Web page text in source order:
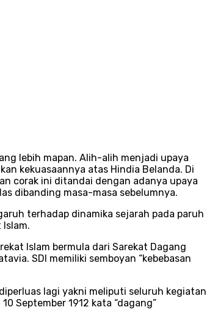
lebih mapan. Alih-alih menjadi upaya
kekuasaannya atas Hindia Belanda. Di
corak ini ditandai dengan adanya upaya
dibanding masa-masa sebelumnya.
terhadap dinamika sejarah pada paruh
Islam bermula dari Sarekat Dagang
SDI memiliki semboyan “kebebasan
lagi yakni meliputi seluruh kegiatan
September 1912 kata “dagang”